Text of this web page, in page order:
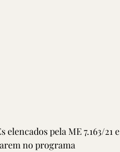
pela ME 7.163/21 e
no programa